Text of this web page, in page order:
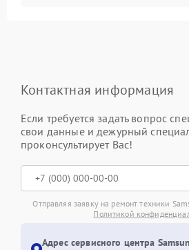
Контактная информация
Если требуется задать вопрос
свои данные и дежурный
проконсультирует Вас!
Отправляя заявку на ремонт техники
Политикой
Адрес сервисного центра